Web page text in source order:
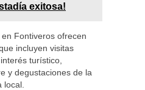
exitosa!
Fontiveros ofrecen
incluyen visitas
turístico,
y degustaciones de la
local.